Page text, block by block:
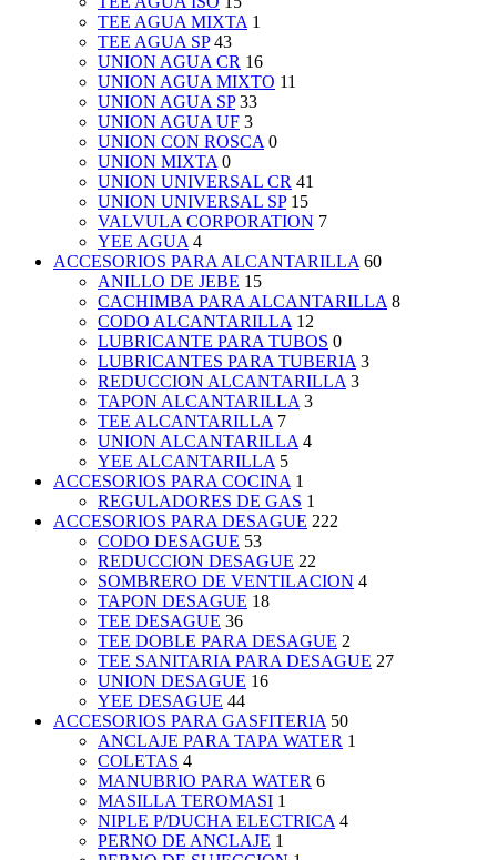
TEE AGUA MIXTA 1
TEE AGUA SP 43
UNION AGUA CR 16
UNION AGUA MIXTO 11
UNION AGUA SP 33
UNION AGUA UF 3
UNION CON ROSCA 0
UNION MIXTA 0
UNION UNIVERSAL CR 41
UNION UNIVERSAL SP 15
VALVULA CORPORATION 7
YEE AGUA 4
ACCESORIOS PARA ALCANTARILLA 60
ANILLO DE JEBE 15
CACHIMBA PARA ALCANTARILLA 8
CODO ALCANTARILLA 12
LUBRICANTE PARA TUBOS 0
LUBRICANTES PARA TUBERIA 3
REDUCCION ALCANTARILLA 3
TAPON ALCANTARILLA 3
TEE ALCANTARILLA 7
UNION ALCANTARILLA 4
YEE ALCANTARILLA 5
ACCESORIOS PARA COCINA 1
REGULADORES DE GAS 1
ACCESORIOS PARA DESAGUE 222
CODO DESAGUE 53
REDUCCION DESAGUE 22
SOMBRERO DE VENTILACION 4
TAPON DESAGUE 18
TEE DESAGUE 36
TEE DOBLE PARA DESAGUE 2
TEE SANITARIA PARA DESAGUE 27
UNION DESAGUE 16
YEE DESAGUE 44
ACCESORIOS PARA GASFITERIA 50
ANCLAJE PARA TAPA WATER 1
COLETAS 4
MANUBRIO PARA WATER 6
MASILLA TEROMASI 1
NIPLE P/DUCHA ELECTRICA 4
PERNO DE ANCLAJE 1